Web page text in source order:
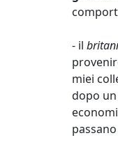
- il
miei
dopo